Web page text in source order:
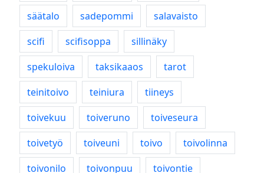
säätalo
sadepommi
salavaisto
scifi
scifisoppa
sillinäky
spekuloiva
taksikaaos
tarot
teinitoivo
teiniura
tiineys
toivekuu
toiveruno
toiveseura
toivetyö
toiveuni toivo
toivolinna
toivonilo
toivonpuu toivontie